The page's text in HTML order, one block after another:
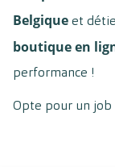
Belgique et
boutique en
performance !
Opte pour un job